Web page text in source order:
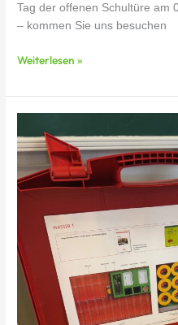
Tag der offenen Schultüre am
– kommen Sie uns besuchen
Weiterlesen »
Experiment